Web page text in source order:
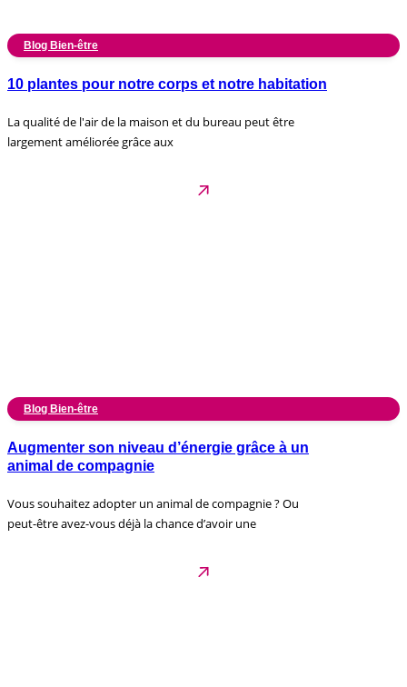
Blog Bien-être
10 plantes pour notre corps et notre habitation
La qualité de l'air de la maison et du bureau peut être
largement améliorée grâce aux
Blog Bien-être
Augmenter son niveau d’énergie grâce à un
animal de compagnie
Vous souhaitez adopter un animal de compagnie ? Ou
peut-être avez-vous déjà la chance d’avoir une